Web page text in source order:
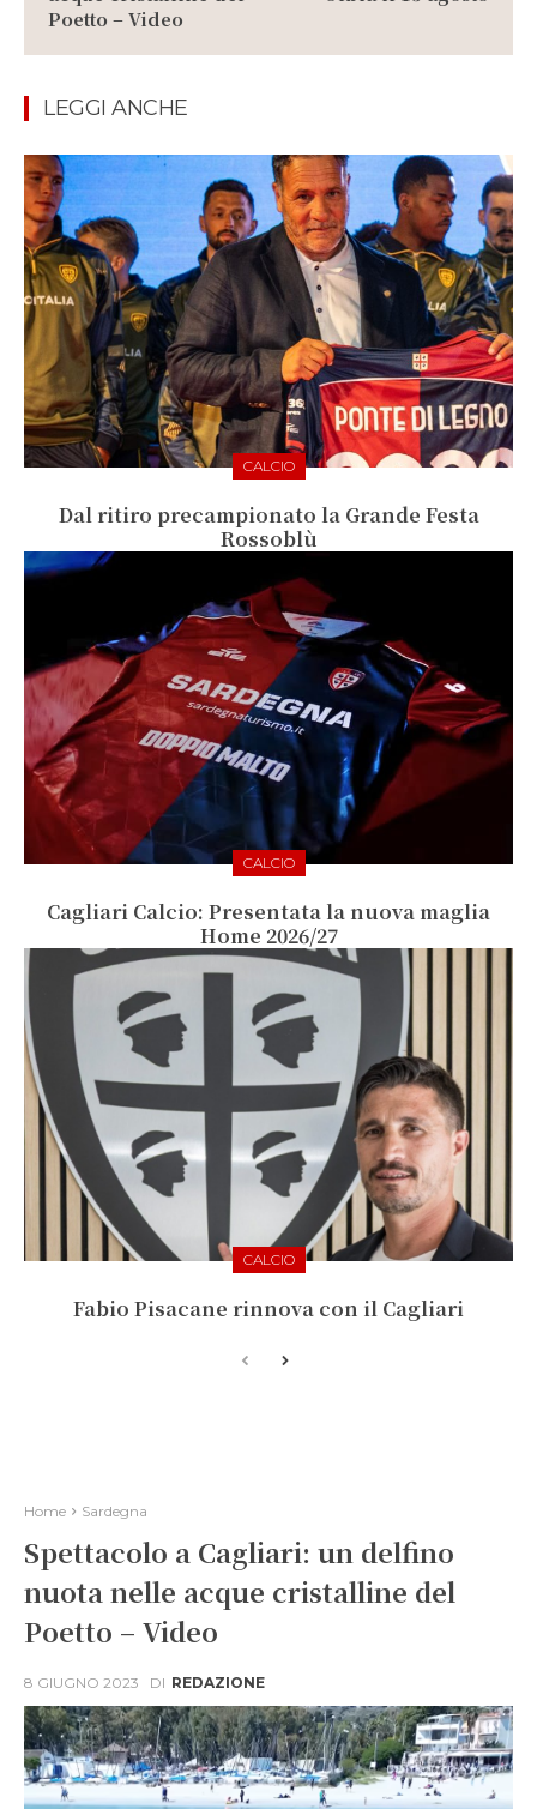
Poetto – Video
LEGGI ANCHE
CALCIO
Dal ritiro precampionato la Grande Festa
Rossoblù
CALCIO
Cagliari Calcio: Presentata la nuova maglia
Home 2026/27
CALCIO
Fabio Pisacane rinnova con il Cagliari